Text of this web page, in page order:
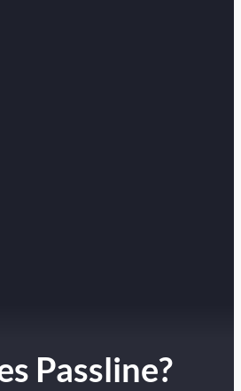
Passline?